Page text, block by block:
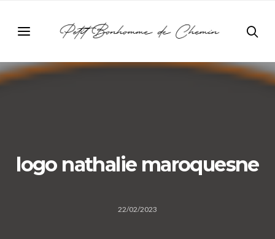
logo nathalie maroquesne
22/02/2023